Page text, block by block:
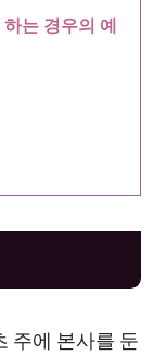
는 경우의 예
주에 본사를 둔